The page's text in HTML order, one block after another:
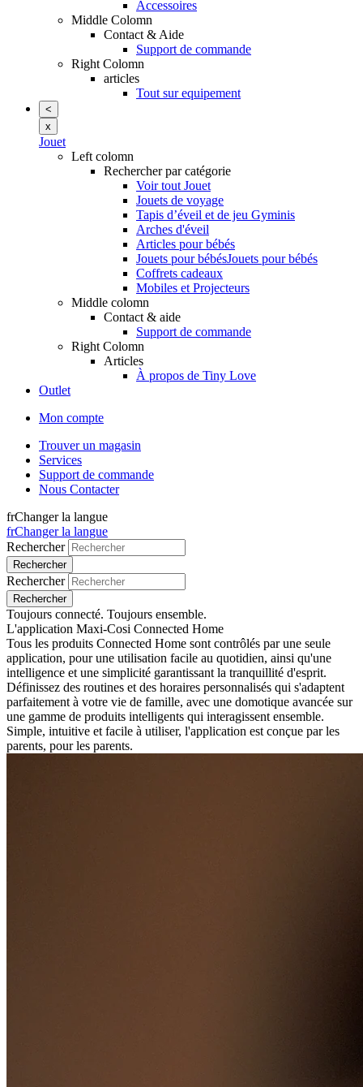
Accessoires
Middle Colomn
Contact & Aide
Support de commande
Right Colomn
articles
Tout sur equipement
<
x
Jouet
Left colomn
Rechercher par catégorie
Voir tout Jouet
Jouets de voyage
Tapis d’éveil et de jeu Gyminis
Arches d'éveil
Articles pour bébés
Jouets pour bébésJouets pour bébés
Coffrets cadeaux
Mobiles et Projecteurs
Middle colomn
Contact & aide
Support de commande
Right Colomn
Articles
À propos de Tiny Love
Outlet
Mon compte
Trouver un magasin
Services
Support de commande
Nous Contacter
frChanger la langue
frChanger la langue
Rechercher
Rechercher
Toujours connecté. Toujours ensemble.
L'application Maxi-Cosi Connected Home
Tous les produits Connected Home sont contrôlés par une seule
application, pour une utilisation facile au quotidien, ainsi qu'une
intelligence et une simplicité garantissant la tranquillité d'esprit.
Définissez des routines et des horaires personnalisés qui s'adaptent
parfaitement à votre vie de famille, avec une domotique avancée sur
une gamme de produits intelligents qui interagissent ensemble.
Simple, intuitive et facile à utiliser, l'application est conçue par les
parents, pour les parents.